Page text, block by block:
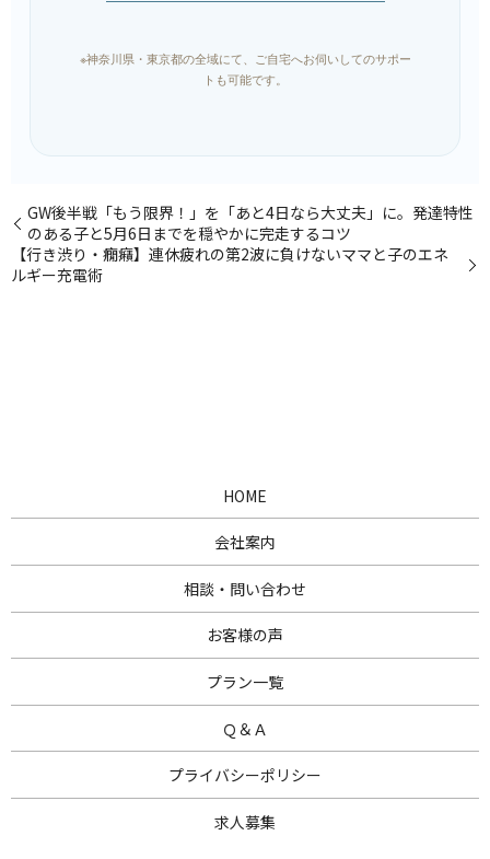
※神奈川県・東京都の全域にて、ご自宅へお伺いしてのサポー
トも可能です。
GW後半戦「もう限界！」を「あと4日なら大丈夫」に。発達特性
のある子と5月6日までを穏やかに完走するコツ
【行き渋り・癇癪】連休疲れの第2波に負けないママと子のエネ
ルギー充電術
HOME
会社案内
相談・問い合わせ
お客様の声
プラン一覧
Ｑ＆Ａ
プライバシーポリシー
求人募集